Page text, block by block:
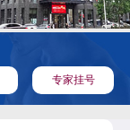
专家挂号